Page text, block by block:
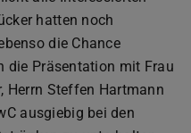
hatten noch
die Chance
die Präsentation mit Frau
Herrn Steffen Hartmann
ausgiebig bei den